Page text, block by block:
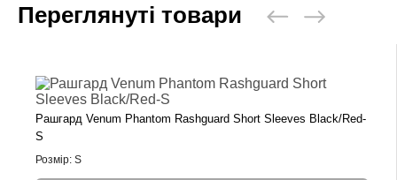
Переглянуті товари
Рашгард Venum Phantom Rashguard Short Sleeves Black/Red-
S
Розмір: S